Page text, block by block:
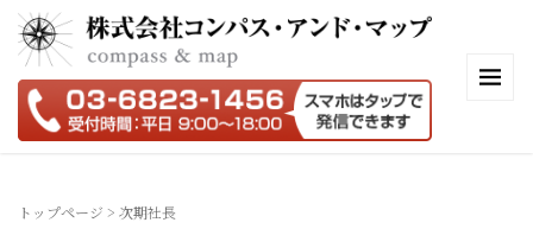
トップページ > 次期社長